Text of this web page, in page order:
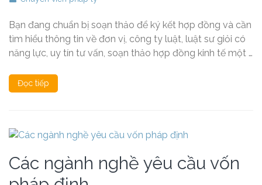
Bạn đang chuẩn bị soạn thảo để ký kết hợp đồng và cần
tìm hiểu thông tin về đơn vị, công ty luật, luật sư giỏi có
năng lực, uy tín tư vấn, soạn thảo hợp đồng kinh tế một …
Đọc tiếp
Các ngành nghề yêu cầu vốn